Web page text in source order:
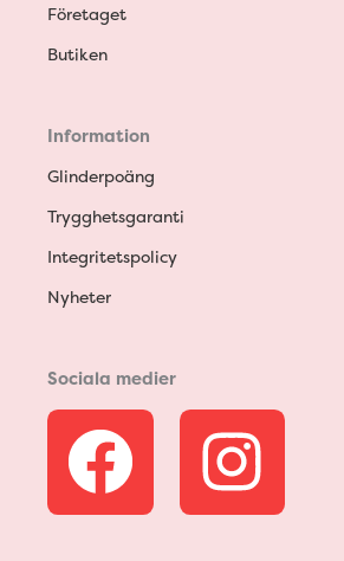
Företaget
Butiken
Information
Glinderpoäng
Trygghetsgaranti
Integritetspolicy
Nyheter
Sociala medier
F
a
I
n